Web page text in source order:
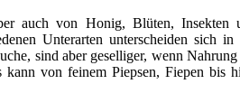
auch von Honig, Blüten,
Unterarten unterscheiden sich
sind aber geselliger, wenn
von feinem Piepsen, Fiepen bis